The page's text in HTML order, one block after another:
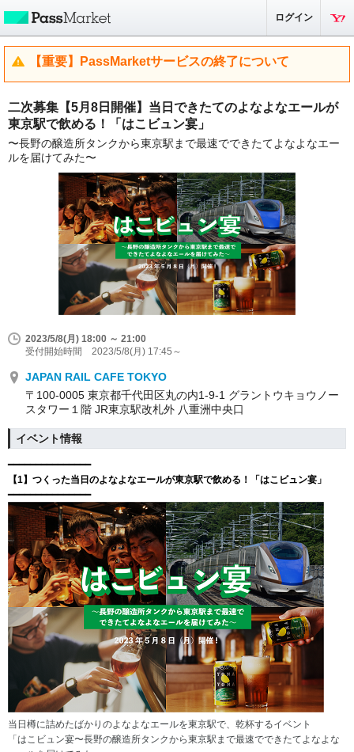
ログイン
【重要】PassMarketサービスの終了について
二次募集【5月8日開催】当日できたてのよなよなエールが
東京駅で飲める！「はこビュン宴」
〜長野の醸造所タンクから東京駅まで最速でできたてよなよなエー
ルを届けてみた〜
2023/5/8(月) 18:00 ～ 21:00
受付開始時間 2023/5/8(月) 17:45～
JAPAN RAIL CAFE TOKYO
〒100-0005 東京都千代田区丸の内1‐9‐1 グラントウキョウノー
スタワー１階 JR東京駅改札外 八重洲中央口
イベント情報
━━━━━━━━━━━━━━━
【1】つくった当日のよなよなエールが東京駅で飲める！「はこビュン宴」
━━━━━━━━━━━━━━━
当日樽に詰めたばかりのよなよなエールを東京駅で、 乾杯するイベント
「はこビュン宴〜長野の醸造所タンクから東京駅まで最速でできたてよなよな